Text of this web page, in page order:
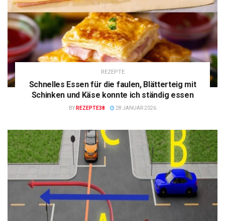
REZEPTE
Schnelles Essen für die faulen, Blätterteig mit
Schinken und Käse konnte ich ständig essen
BY REZEPTE38 28 JANUAR 2026